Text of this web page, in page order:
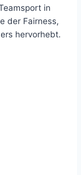
in
der Fairness,
hervorhebt.